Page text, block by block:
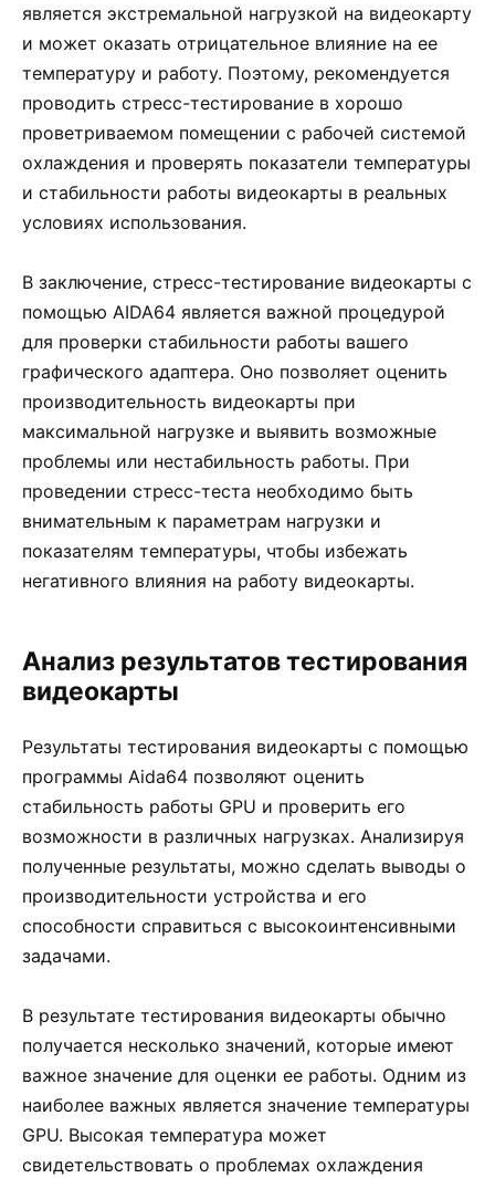
является экстремальной нагрузкой на видеокарту
и может оказать отрицательное влияние на ее
температуру и работу. Поэтому, рекомендуется
проводить стресс-тестирование в хорошо
проветриваемом помещении с рабочей системой
охлаждения и проверять показатели температуры
и стабильности работы видеокарты в реальных
условиях использования.
В заключение, стресс-тестирование видеокарты с
помощью AIDA64 является важной процедурой
для проверки стабильности работы вашего
графического адаптера. Оно позволяет оценить
производительность видеокарты при
максимальной нагрузке и выявить возможные
проблемы или нестабильность работы. При
проведении стресс-теста необходимо быть
внимательным к параметрам нагрузки и
показателям температуры, чтобы избежать
негативного влияния на работу видеокарты.
Анализ результатов тестирования
видеокарты
Результаты тестирования видеокарты с помощью
программы Aida64 позволяют оценить
стабильность работы GPU и проверить его
возможности в различных нагрузках. Анализируя
полученные результаты, можно сделать выводы о
производительности устройства и его
способности справиться с высокоинтенсивными
задачами.
В результате тестирования видеокарты обычно
получается несколько значений, которые имеют
важное значение для оценки ее работы. Одним из
наиболее важных является значение температуры
GPU. Высокая температура может
свидетельствовать о проблемах охлаждения